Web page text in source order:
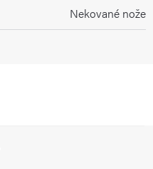
Nekované nože